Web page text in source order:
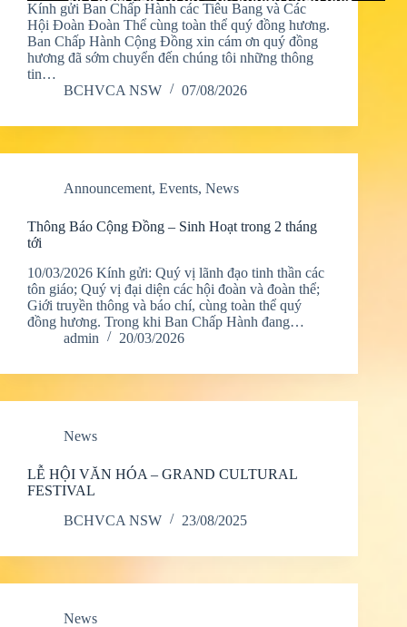
Kính gửi Ban Chấp Hành các Tiêu Bang và Các
Hội Đoàn Đoàn Thể cùng toàn thể quý đồng hương.
Ban Chấp Hành Cộng Đồng xin cám ơn quý đồng
hương đã sớm chuyển đến chúng tôi những thông
tin…
BCHVCA NSW
07/08/2026
Announcement, Events, News
Thông Báo Cộng Đồng – Sinh Hoạt trong 2 tháng
tới
10/03/2026 Kính gửi: Quý vị lãnh đạo tinh thần các
tôn giáo; Quý vị đại diện các hội đoàn và đoàn thể;
Giới truyền thông và báo chí, cùng toàn thể quý
đồng hương. Trong khi Ban Chấp Hành đang…
admin
20/03/2026
News
LỄ HỘI VĂN HÓA – GRAND CULTURAL
FESTIVAL
BCHVCA NSW
23/08/2025
News